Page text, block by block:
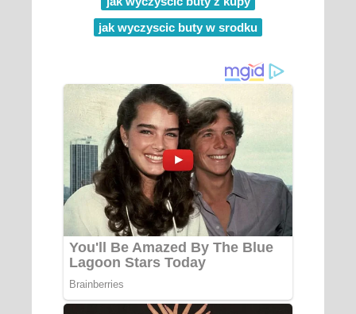
jak wyczyscic buty w srodku